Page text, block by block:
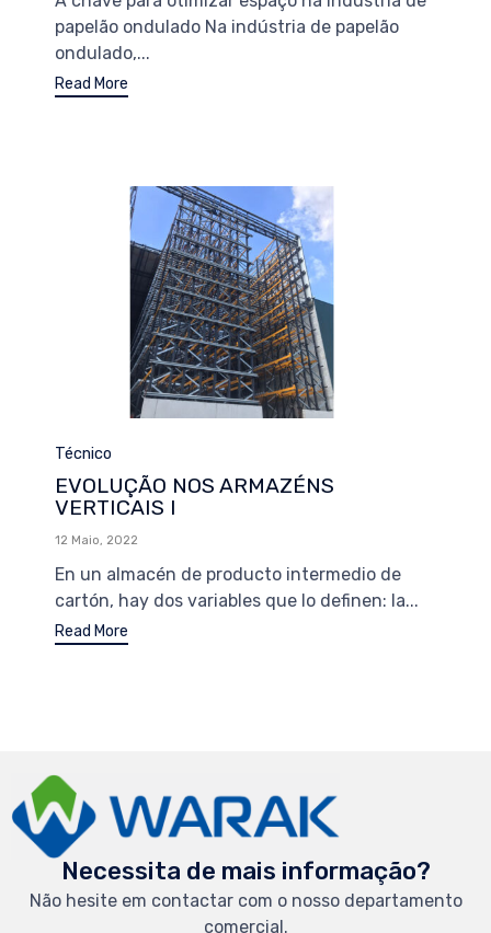
papelão ondulado Na indústria de papelão
ondulado,...
Read More
Category
Técnico
EVOLUÇÃO NOS ARMAZÉNS
VERTICAIS I
12 Maio, 2022
En un almacén de producto intermedio de
cartón, hay dos variables que lo definen: la...
Read More
Necessita de mais informação?
Não hesite em contactar com o nosso departamento
comercial.